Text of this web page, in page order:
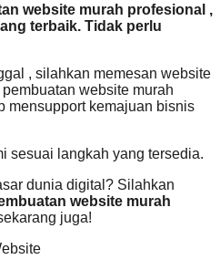
website murah profesional ,
terbaik. Tidak perlu
, silahkan memesan website
website murah
mensupport kemajuan bisnis
sesuai langkah yang tersedia.
dunia digital? Silahkan
website murah
juga!